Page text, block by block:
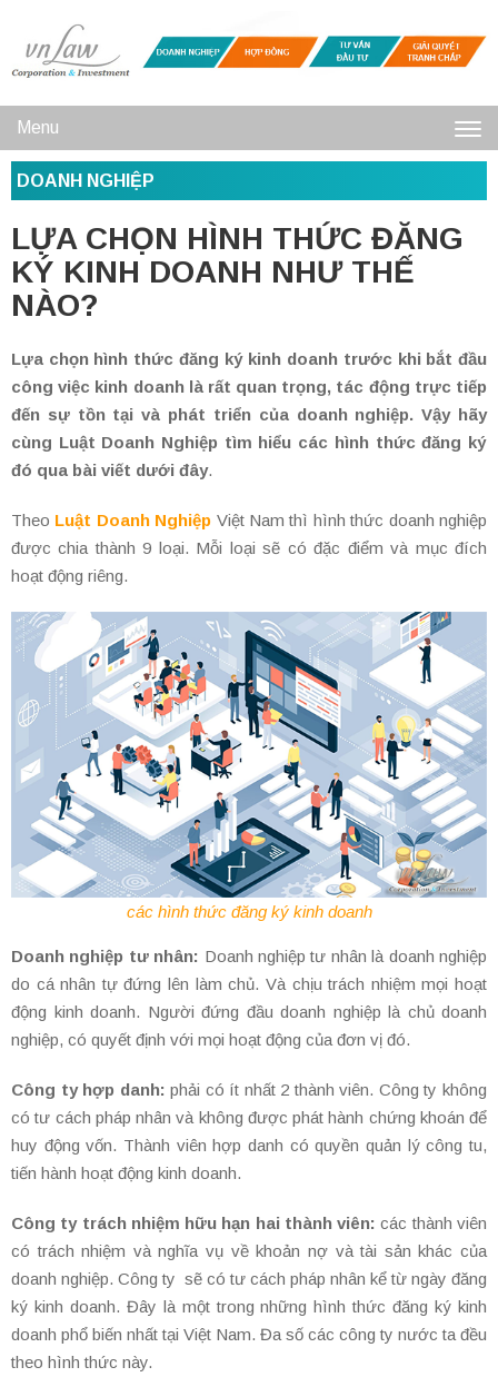
Menu
DOANH NGHIỆP
LỰA CHỌN HÌNH THỨC ĐĂNG
KÝ KINH DOANH NHƯ THẾ
NÀO?
Lựa chọn hình thức đăng ký kinh doanh trước khi bắt đầu
công việc kinh doanh là rất quan trọng, tác động trực tiếp
đến sự tồn tại và phát triển của doanh nghiệp. Vậy hãy
cùng Luật Doanh Nghiệp tìm hiểu các hình thức đăng ký
đó qua bài viết dưới đây.
Theo Luật Doanh Nghiệp Việt Nam thì hình thức doanh nghiệp
được chia thành 9 loại. Mỗi loại sẽ có đặc điểm và mục đích
hoạt động riêng.
các hình thức đăng ký kinh doanh
Doanh nghiệp tư nhân: Doanh nghiệp tư nhân là doanh nghiệp
do cá nhân tự đứng lên làm chủ. Và chịu trách nhiệm mọi hoạt
động kinh doanh. Người đứng đầu doanh nghiệp là chủ doanh
nghiệp, có quyết định với mọi hoạt động của đơn vị đó.
Công ty hợp danh: phải có ít nhất 2 thành viên. Công ty không
có tư cách pháp nhân và không được phát hành chứng khoán để
huy động vốn. Thành viên hợp danh có quyền quản lý công tu,
tiến hành hoạt động kinh doanh.
Công ty trách nhiệm hữu hạn hai thành viên: các thành viên
có trách nhiệm và nghĩa vụ về khoản nợ và tài sản khác của
doanh nghiệp. Công ty sẽ có tư cách pháp nhân kể từ ngày đăng
ký kinh doanh. Đây là một trong những hình thức đăng ký kinh
doanh phổ biến nhất tại Việt Nam. Đa số các công ty nước ta đều
theo hình thức này.